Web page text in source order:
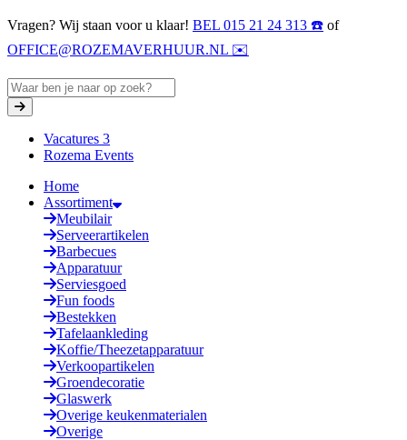
Vragen? Wij staan voor u klaar! BEL 015 21 24 313 ☎️ of
OFFICE@ROZEMAVERHUUR.NL ✉️
Vacatures 3
Rozema Events
Home
Assortiment
Meubilair
Serveerartikelen
Barbecues
Apparatuur
Serviesgoed
Fun foods
Bestekken
Tafelaankleding
Koffie/Theezetapparatuur
Verkoopartikelen
Groendecoratie
Glaswerk
Overige keukenmaterialen
Overige